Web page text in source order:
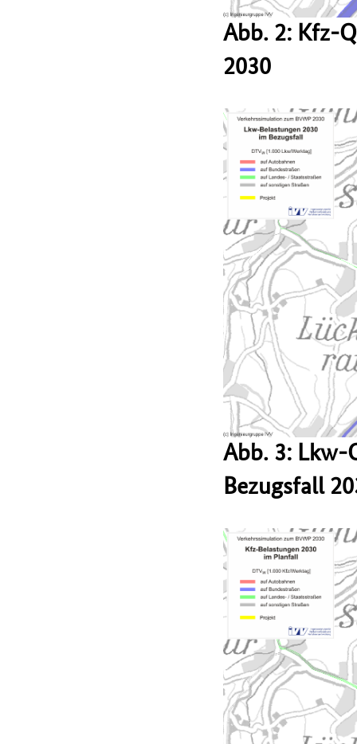
Abb. 2: Kfz-
2030
Abb. 3: Lkw-
Bezugsfall